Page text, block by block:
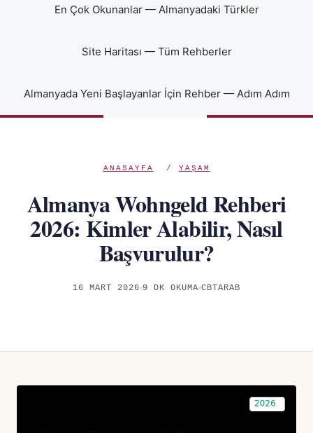
En Çok Okunanlar — Almanyadaki Türkler
Site Haritası — Tüm Rehberler
Almanyada Yeni Başlayanlar İçin Rehber — Adım Adım
ANASAYFA / YAŞAM
Almanya Wohngeld Rehberi
2026: Kimler Alabilir, Nasıl
Başvurulur?
16 MART 2026 9 DK OKUMA CBTARAB